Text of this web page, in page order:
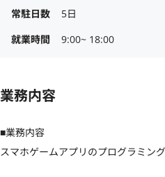
常駐日数
5日
就業時間
9:00~ 18:00
業務内容
■業務内容
スマホゲームアプリのプログラミン